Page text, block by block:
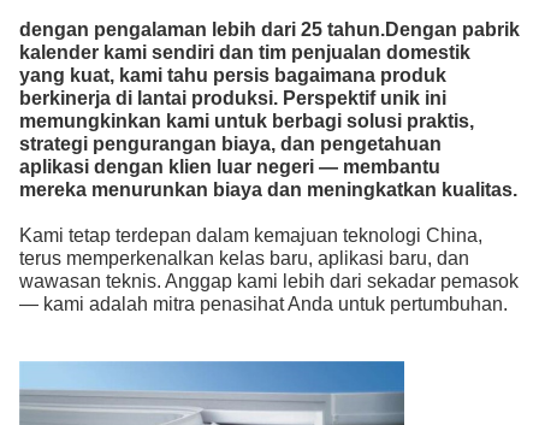
dengan pengalaman lebih dari 25 tahun.Dengan pabrik
kalender kami sendiri dan tim penjualan domestik
yang kuat, kami tahu persis bagaimana produk
berkinerja di lantai produksi. Perspektif unik ini
memungkinkan kami untuk berbagi solusi praktis,
strategi pengurangan biaya, dan pengetahuan
aplikasi dengan klien luar negeri — membantu
mereka menurunkan biaya dan meningkatkan kualitas.
Kami tetap terdepan dalam kemajuan teknologi China,
terus memperkenalkan kelas baru, aplikasi baru, dan
wawasan teknis. Anggap kami lebih dari sekadar pemasok
— kami adalah mitra penasihat Anda untuk pertumbuhan.